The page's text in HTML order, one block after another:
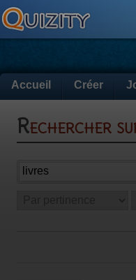
Accueil Créer
Rechercher